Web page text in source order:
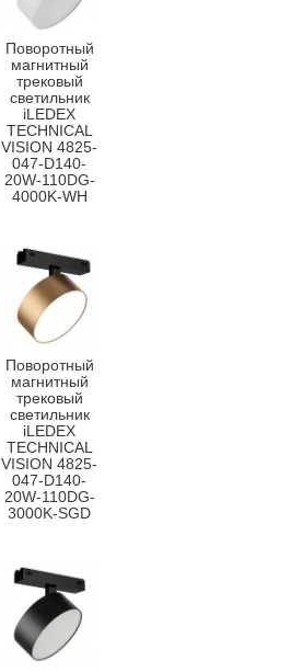
Поворотный
магнитный
трековый
светильник
iLEDEX
TECHNICAL
VISION 4825-
047-D140-
20W-110DG-
4000K-WH
Поворотный
магнитный
трековый
светильник
iLEDEX
TECHNICAL
VISION 4825-
047-D140-
20W-110DG-
3000K-SGD